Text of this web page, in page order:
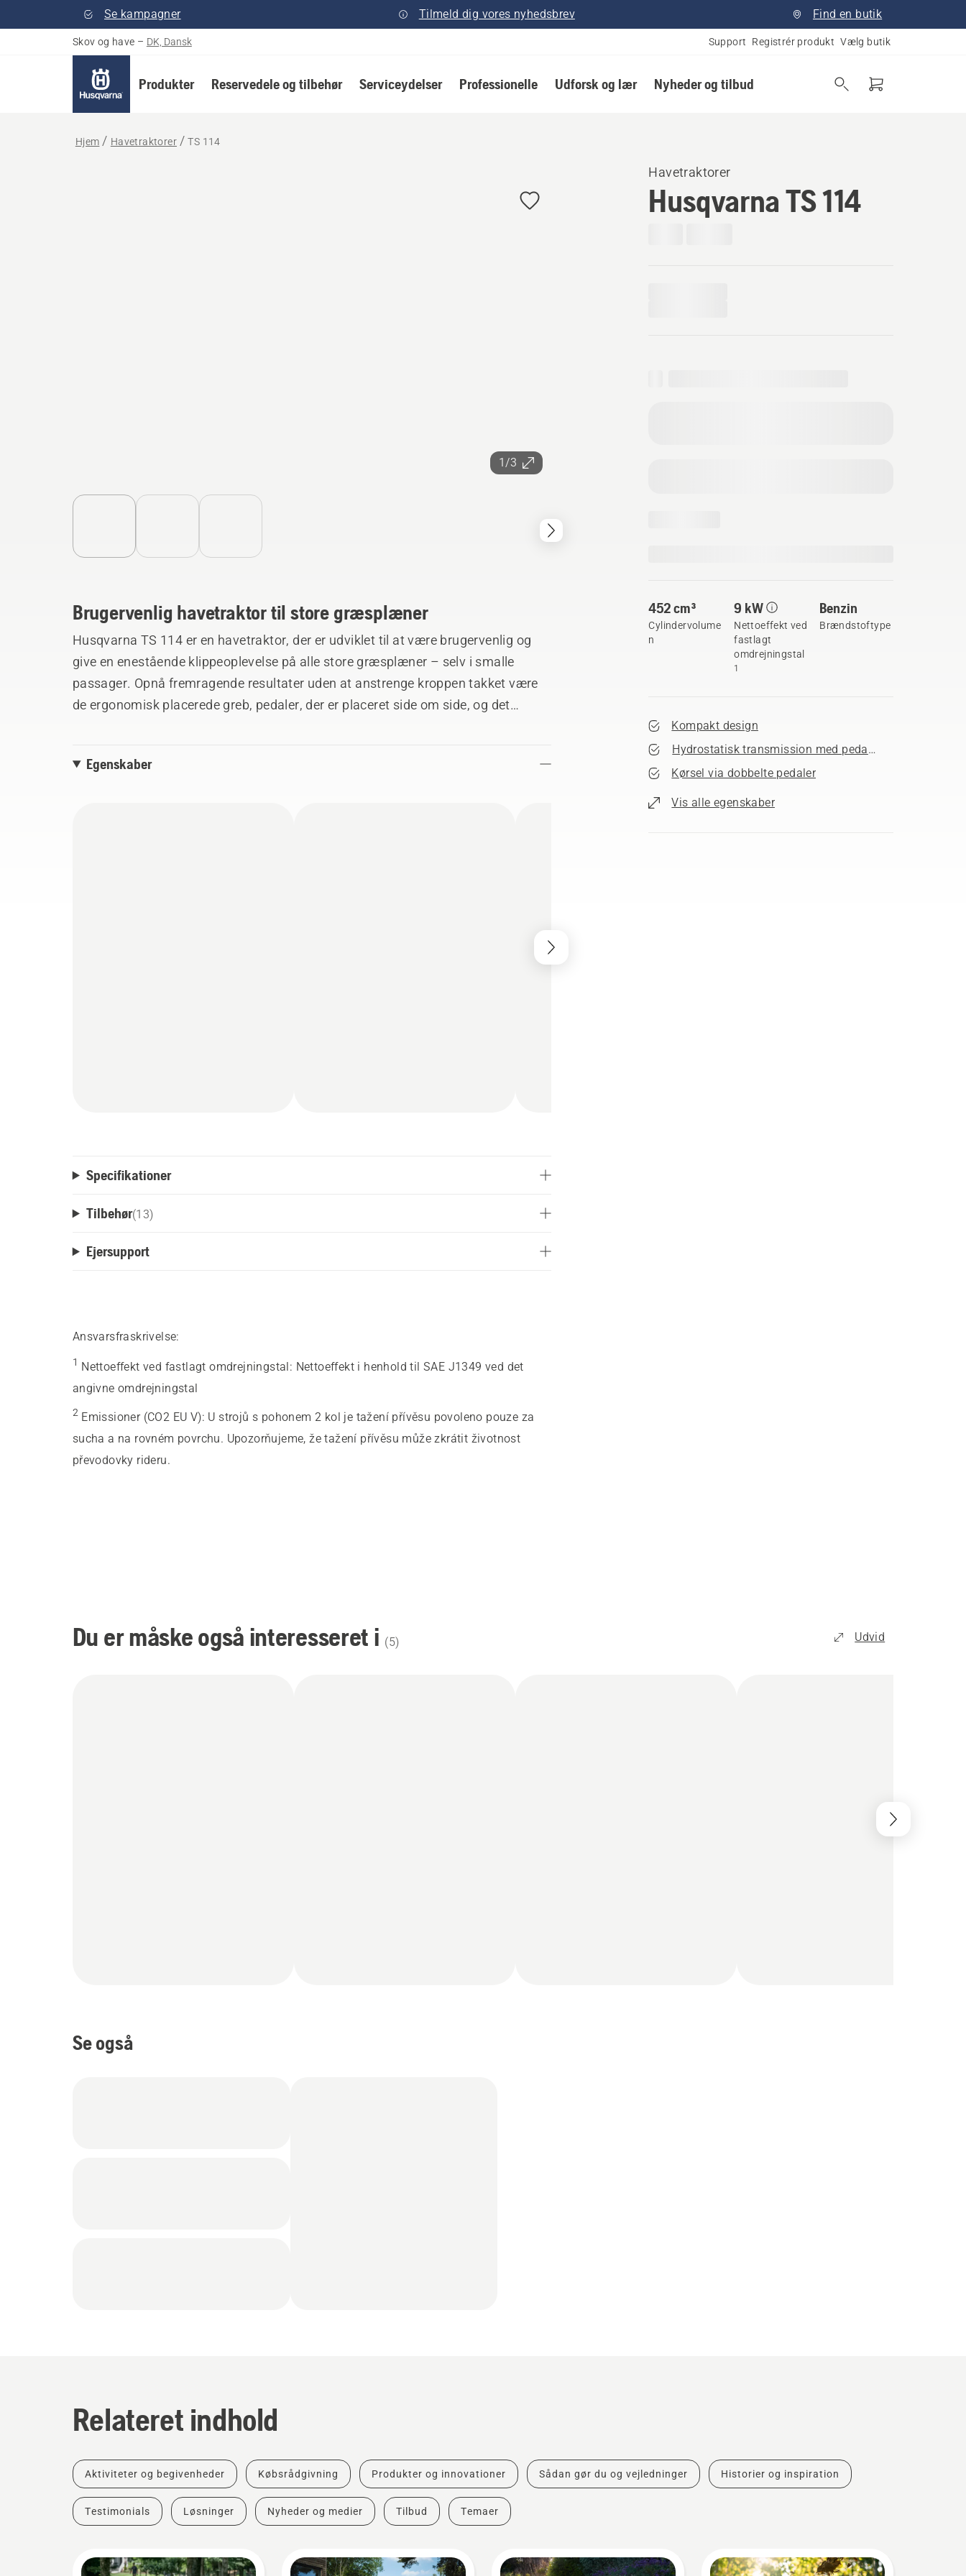
Se kampagner Tilmeld dig vores nyhedsbrev Find en butik
Skov og have – DK, Dansk Support Registrér produkt Vælg butik
Produkter Reservedele og tilbehør Serviceydelser Professionelle Udforsk og lær Nyheder og tilbud
Hjem Havetraktorer TS 114
1/3
Havetraktorer
Husqvarna TS 114
452 cm³
Cylindervolume
n
9 kW
Nettoeffekt ved
fastlagt
omdrejningstal
1
Benzin
Brændstoftype
Kompakt design
Hydrostatisk transmission med pedalbetjening
Kørsel via dobbelte pedaler
Vis alle egenskaber
Brugervenlig havetraktor til store græsplæner
Husqvarna TS 114 er en havetraktor, der er udviklet til at være brugervenlig og
give en enestående klippeoplevelse på alle store græsplæner – selv i smalle
passager. Opnå fremragende resultater uden at anstrenge kroppen takket være
de ergonomisk placerede greb, pedaler, der er placeret side om side, og det
Egenskaber
Specifikationer
Tilbehør(13)
Ejersupport
Ansvarsfraskrivelse:
1 Nettoeffekt ved fastlagt omdrejningstal : Nettoeffekt i henhold til SAE J1349 ved det
angivne omdrejningstal
2 Emissioner (CO2 EU V): U strojů s pohonem 2 kol je tažení přívěsu povoleno pouze za
sucha a na rovném povrchu. Upozorňujeme, že tažení přívěsu může zkrátit životnost
převodovky rideru.
Du er måske også interesseret i (5) Udvid
Se også
Relateret indhold
Aktiviteter og begivenheder Købsrådgivning Produkter og innovationer Sådan gør du og vejledninger Historier og inspiration
Testimonials Løsninger Nyheder og medier Tilbud Temaer